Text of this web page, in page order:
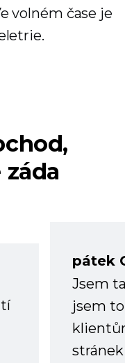
volném čase je
pátek
Jsem
jsem